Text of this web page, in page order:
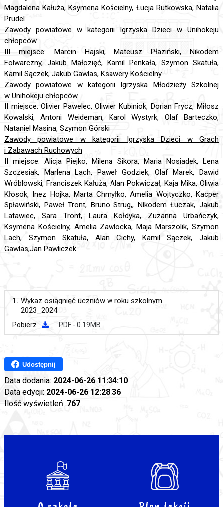
Magdalena Kałuża, Ksymena Kościelny, Łucja Rutkowska, Natalia
Prudel
Zawody powiatowe w kategorii Igrzyska Dzieci w Unihokeju
chłopców
III miejsce: Marcin Hajski, Mateusz Płaziński, Nikodem
Folwarczny, Jakub Małozięć, Kamil Penkała, Szymon Skatuła,
Kamil Sączek, Jakub Gawlas, Ksawery Kościelny
Zawody powiatowe w kategorii Igrzyska Młodzieży Szkolnej
w Unihokeju chłopców
II miejsce: Olivier Pawelec, Oliwier Kubiniok, Dorian Frycz, Miłosz
Kowalski, Antoni Weideman, Karol Wystyrk, Olaf Barteczko,
Nataniel Masina, Szymon Górski
Zawody powiatowe w kategorii Igrzyska Dzieci w Grach
i Zabawach Ruchowych
II miejsce: Alicja Piejko, Milena Sikora, Maria Nosiadek, Lena
Szczesiak, Marlena Lach, Paweł Godziek, Olaf Marek, Dawid
Wróblowski, Franciszek Kałuża, Alan Pokwiczał, Kaja Mika, Oliwia
Kłosok, Inez Hojka, Marta Chmyłko, Amelia Wojtyczko, Kacper
Spławiński, Paweł Tront, Bruno Strug,, Nikodem Łuczak, Jakub
Latawiec, Sara Tront, Laura Kołdyka, Zuzanna Urbańczyk,
Ksymena Kościelny, Amelia Zawlocka, Maja Marszolik, Szymon
Lach, Szymon Skatuła, Alan Cichy, Kamil Sączek, Jakub
Gawlas,Jan Pawliczek
1. Wykaz osiągnięć uczniów w roku szkolnym
2023_2024
Pobierz PDF - 0.19MB
Udostępnij
Data dodania: 2024-06-26 11:34:10
Data edycji: 2024-06-26 12:28:36
Ilość wyświetleń: 767